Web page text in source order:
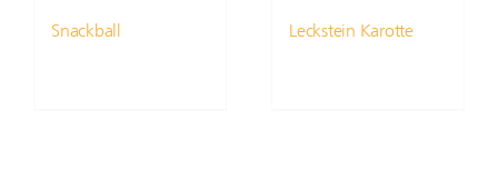
Snackball Leckstein Karotte